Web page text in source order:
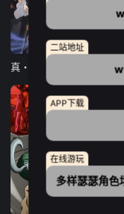
12集全
二站地址
APP下载
在线游玩
多样瑟瑟角色